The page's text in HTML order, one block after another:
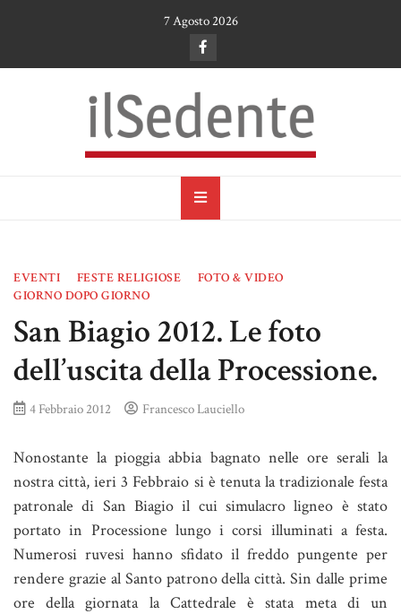
7 Agosto 2026
il Sedente
EVENTI FESTE RELIGIOSE
FOTO & VIDEO
GIORNO DOPO GIORNO
San Biagio 2012. Le foto
dell’uscita della Processione.
4 Febbraio 2012 Francesco Lauciello
Nonostante la pioggia abbia bagnato nelle ore serali la
nostra città, ieri 3 Febbraio si è tenuta la tradizionale festa
patronale di San Biagio il cui simulacro ligneo è stato
portato in Processione lungo i corsi illuminati a festa.
Numerosi ruvesi hanno sfidato il freddo pungente per
rendere grazie al Santo patrono della città. Sin dalle prime
ore della giornata la Cattedrale è stata meta di un